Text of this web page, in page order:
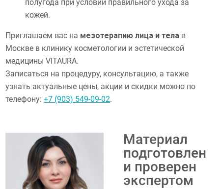
полугода при условии правильного ухода за
кожей.
Приглашаем вас на мезотерапию лица и тела в
Москве в клинику косметологии и эстетической
медицины VITAURA.
Записаться на процедуру, консультацию, а также
узнать актуальные цены, акции и скидки можно по
телефону:+7 (903) 549-09-02.
Материал
подготовлен
и проверен
экспертом